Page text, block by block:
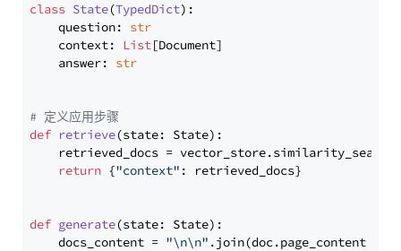
class State(TypedDict):
    question:
str
    context:
List[Document]
    answer:
str
# 定义应用步骤
def retrieve(state: State):
retrieved_docs =
return {"context" : retrieved_docs}
def generate(state: State):
    docs_content =
"\n\n" .join(doc.page_content